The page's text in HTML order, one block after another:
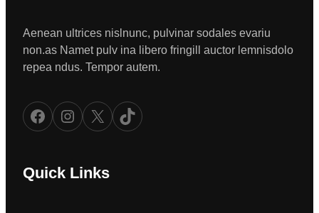
Aenean ultrices nislnunc, pulvinar sodales evariu
non.as Namet pulv ina libero fringill auctor lemnisdolo
repea ndus. Tempor autem.
Facebook Instagram X TikTok
Quick Links